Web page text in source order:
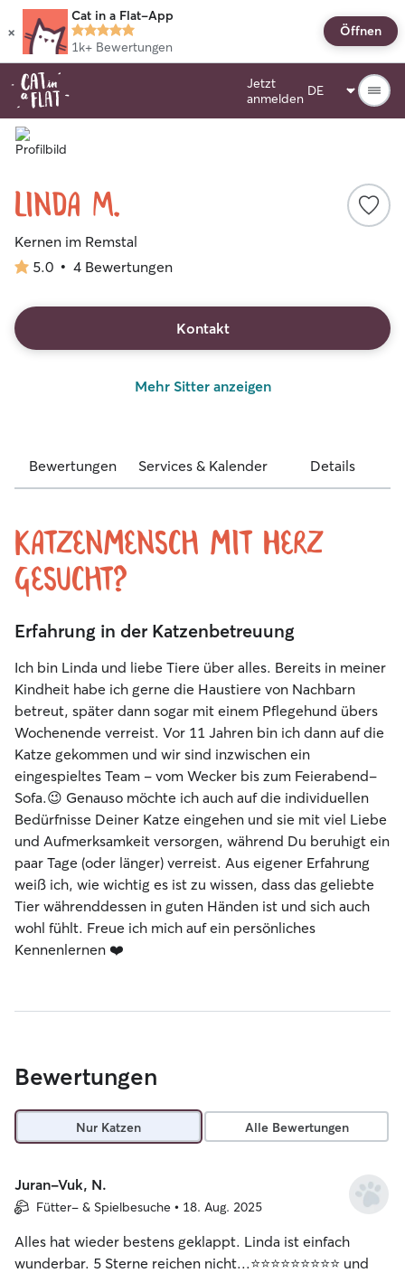
×
Cat in a Flat-App
1k+ Bewertungen
Öffnen
Jetzt
anmelden
Linda M.
Kernen im Remstal
5.0
Sternen
5.0 • 4 Bewertungen
Kontakt
Mehr Sitter anzeigen
Bewertungen Services & Kalender Details
Katzenmensch mit Herz
gesucht?
Erfahrung in der Katzenbetreuung
Ich bin Linda und liebe Tiere über alles. Bereits in meiner
Kindheit habe ich gerne die Haustiere von Nachbarn
betreut, später dann sogar mit einem Pflegehund übers
Wochenende verreist. Vor 11 Jahren bin ich dann auf die
Katze gekommen und wir sind inzwischen ein
eingespieltes Team - vom Wecker bis zum Feierabend-
Sofa.😉 Genauso möchte ich auch auf die individuellen
Bedürfnisse Deiner Katze eingehen und sie mit viel Liebe
und Aufmerksamkeit versorgen, während Du beruhigt ein
paar Tage (oder länger) verreist. Aus eigener Erfahrung
weiß ich, wie wichtig es ist zu wissen, dass das geliebte
Tier währenddessen in guten Händen ist und sich auch
wohl fühlt. Freue ich mich auf ein persönliches
Kennenlernen ❤️
Bewertungen
Nur Katzen Alle Bewertungen
Juran-Vuk, N.
Fütter- & Spielbesuche • 18. Aug. 2025
Alles hat wieder bestens geklappt. Linda ist einfach
wunderbar. 5 Sterne reichen nicht...⭐️⭐️⭐️⭐️⭐️⭐️⭐️⭐️⭐️ und